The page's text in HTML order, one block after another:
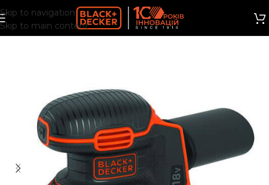
Skip to navigation
Skip to main content